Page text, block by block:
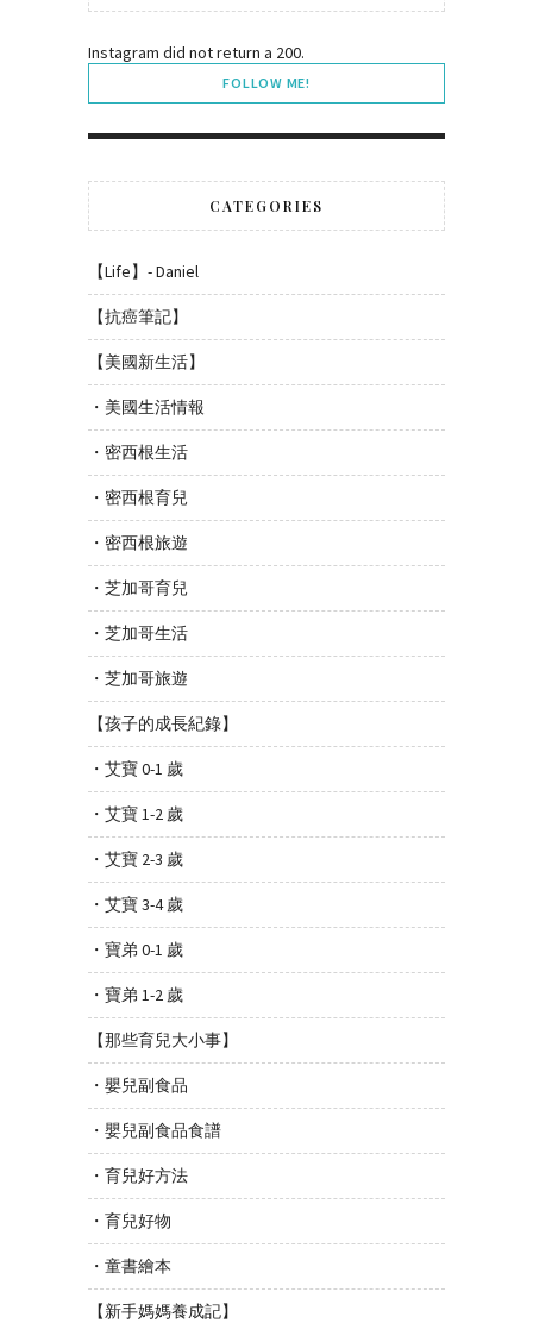
Instagram did not return a 200.
FOLLOW ME!
CATEGORIES
【Life】- Daniel
【抗癌筆記】
【美國新生活】
・美國生活情報
・密西根生活
・密西根育兒
・密西根旅遊
・芝加哥育兒
・芝加哥生活
・芝加哥旅遊
【孩子的成長紀錄】
・艾寶 0-1 歲
・艾寶 1-2 歲
・艾寶 2-3 歲
・艾寶 3-4 歲
・寶弟 0-1 歲
・寶弟 1-2 歲
【那些育兒大小事】
・嬰兒副食品
・嬰兒副食品食譜
・育兒好方法
・育兒好物
・童書繪本
【新手媽媽養成記】